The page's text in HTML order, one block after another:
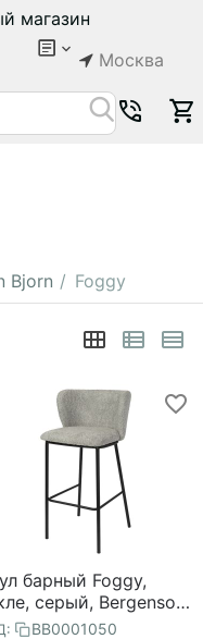
магазин
Москва
Bjorn / Foggy
барный Foggy,
серый, Bergenson
BB0001050